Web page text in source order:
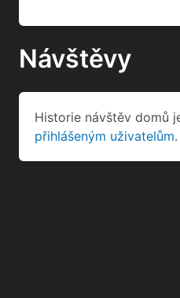
Návštěvy
Historie návštěv domů
přihlášeným uživatelům.